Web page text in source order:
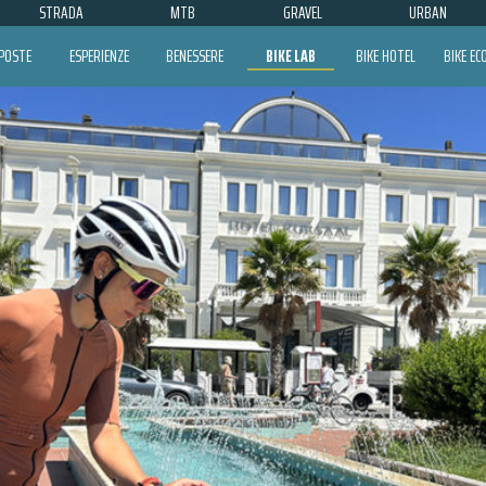
STRADA MTB GRAVEL URBAN
ESPERIENZE BENESSERE BIKE LAB BIKE HOTEL BIKE